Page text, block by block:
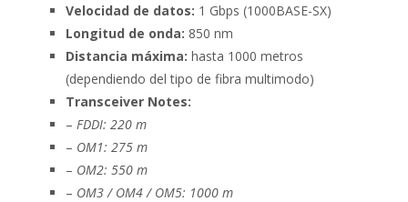
Velocidad de datos: 1 Gbps (1000BASE-SX)
Longitud de onda: 850 nm
Distancia máxima: hasta 1000 metros
(dependiendo del tipo de fibra multimodo)
Transceiver Notes:
– FDDI: 220 m
– OM1: 275 m
– OM2: 550 m
– OM3 / OM4 / OM5: 1000 m